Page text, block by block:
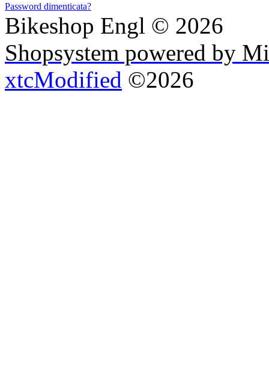
Password dimenticata?
Bikeshop Engl © 2026
Shopsystem powered by
xtcModified ©2026